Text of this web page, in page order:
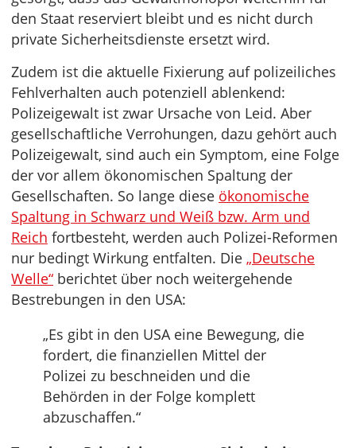
den Staat reserviert bleibt und es nicht durch
private Sicherheitsdienste ersetzt wird.
Zudem ist die aktuelle Fixierung auf polizeiliches
Fehlverhalten auch potenziell ablenkend:
Polizeigewalt ist zwar Ursache von Leid. Aber
gesellschaftliche Verrohungen, dazu gehört auch
Polizeigewalt, sind auch ein Symptom, eine Folge
der vor allem ökonomischen Spaltung der
Gesellschaften. So lange diese ökonomische
Spaltung in Schwarz und Weiß bzw. Arm und
Reich fortbesteht, werden auch Polizei-Reformen
nur bedingt Wirkung entfalten. Die „Deutsche
Welle“ berichtet über noch weitergehende
Bestrebungen in den USA:
„Es gibt in den USA eine Bewegung, die
fordert, die finanziellen Mittel der
Polizei zu beschneiden und die
Behörden in der Folge komplett
abzuschaffen.“